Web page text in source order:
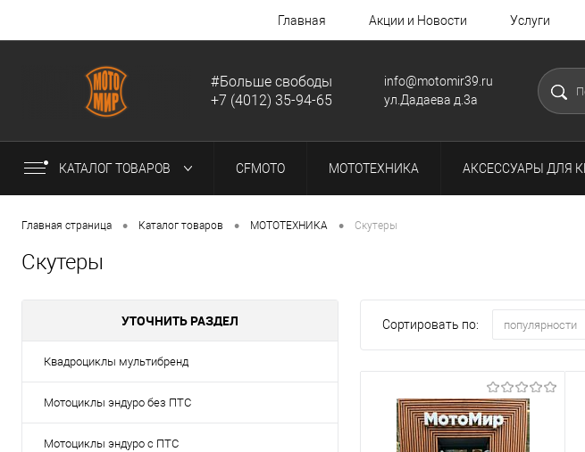
Главная Акции и Новости Услуги
#Больше свободы
+7 (4012) 35-94-65
info@motomir39.ru
ул.Дадаева д.3а
КАТАЛОГ ТОВАРОВ CFMOTO МОТОТЕХНИКА АКСЕССУАРЫ ДЛЯ
Главная страница • Каталог товаров • МОТОТЕХНИКА • Скутеры
Скутеры
УТОЧНИТЬ РАЗДЕЛ
Квадроциклы мультибренд
Мотоциклы эндуро без ПТС
Мотоциклы эндуро с ПТС
Сортировать по: популярности